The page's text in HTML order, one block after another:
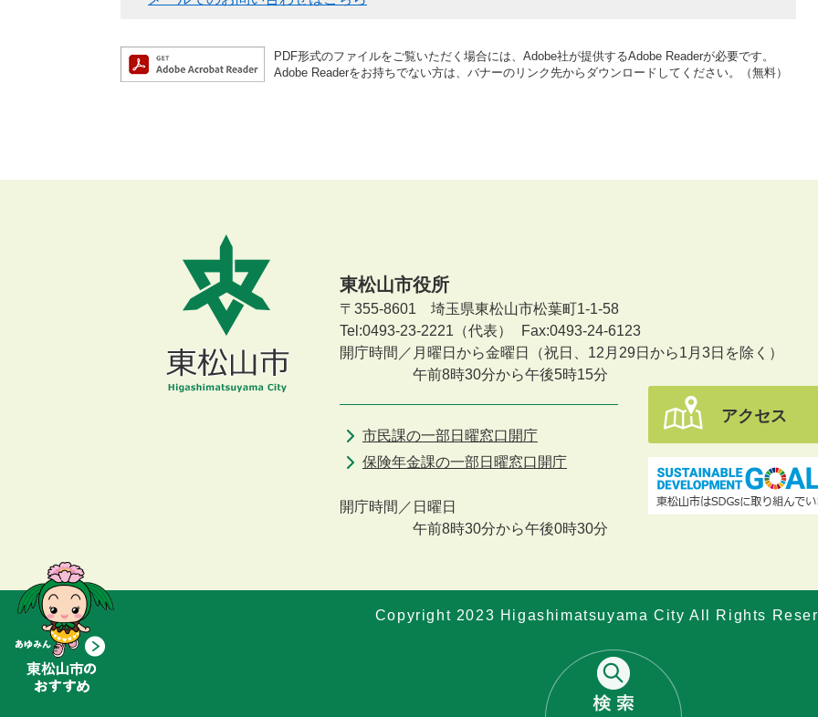
PDF形式のファイルをご覧いただく場合には、Adobe社が提供するAdobe Readerが必要です。
Adobe Readerをお持ちでない方は、バナーのリンク先からダウンロードしてください。（無料）
東松山市役所
〒355-8601 埼玉県東松山市松葉町1-1-58
Tel:0493-23-2221（代表）
Fax:0493-24-6123
開庁時間／月曜日から金曜日
（祝日、12月29日から1月3日を除く）
午前8時30分から午後5時15分
市民課の一部日曜窓口開庁
保険年金課の一部日曜窓口開庁
開庁時間／ 日曜日
午前8時30分から午後0時30分
アクセス
Copyright 2023 Higashimatsuyama City All Rights